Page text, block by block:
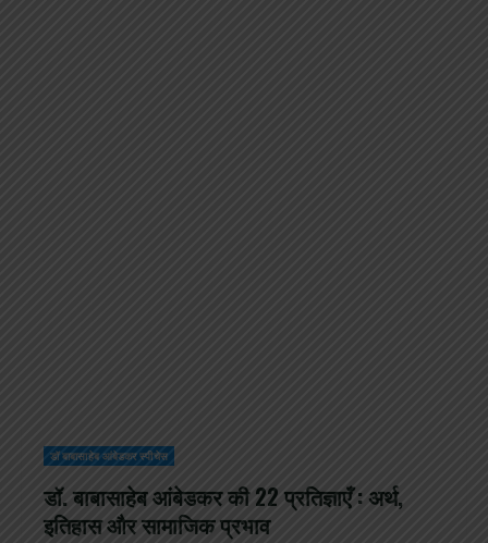
डॉ बाबासाहेब आंबेडकर स्पीचेस
डॉ. बाबासाहेब आंबेडकर की 22 प्रतिज्ञाएँ : अर्थ,
इतिहास और सामाजिक प्रभाव